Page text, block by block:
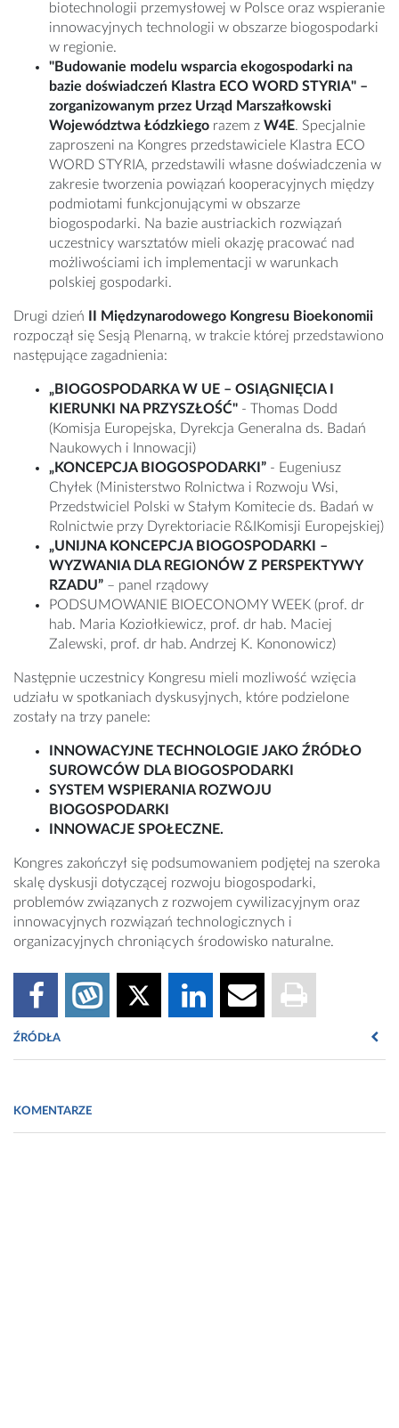
biotechnologii przemysłowej w Polsce oraz wspieranie
innowacyjnych technologii w obszarze biogospodarki
w regionie.
"Budowanie modelu wsparcia ekogospodarki na
bazie doświadczeń Klastra ECO WORD STYRIA" –
zorganizowanym przez Urząd Marszałkowski
Województwa Łódzkiego razem z W4E. Specjalnie
zaproszeni na Kongres przedstawiciele Klastra ECO
WORD STYRIA, przedstawili własne doświadczenia w
zakresie tworzenia powiązań kooperacyjnych między
podmiotami funkcjonującymi w obszarze
biogospodarki. Na bazie austriackich rozwiązań
uczestnicy warsztatów mieli okazję pracować nad
możliwościami ich implementacji w warunkach
polskiej gospodarki.
Drugi dzień
Międzynarodowego Kongresu Bioekonomii
rozpoczął się Sesją Plenarną, w trakcie której przedstawiono
następujące zagadnienia:
„BIOGOSPODARKA W UE – OSIĄGNIĘCIA I
KIERUNKI NA PRZYSZŁOŚĆ" - Thomas Dodd
(Komisja Europejska, Dyrekcja Generalna ds. Badań
Naukowych i Innowacji)
„KONCEPCJA BIOGOSPODARKI” - Eugeniusz
Chyłek (Ministerstwo Rolnictwa i Rozwoju Wsi,
Przedstwiciel Polski w Stałym Komitecie ds. Badań w
Rolnictwie przy Dyrektoriacie R&IKomisji Europejskiej)
„UNIJNA KONCEPCJA BIOGOSPODARKI –
WYZWANIA DLA REGIONÓW Z PERSPEKTYWY
RZADU” – panel rządowy
PODSUMOWANIE BIOECONOMY WEEK (prof. dr
hab. Maria Koziołkiewicz, prof. dr hab. Maciej
Zalewski, prof. dr hab. Andrzej K. Kononowicz)
Następnie uczestnicy Kongresu mieli mozliwość wzięcia
udziału w spotkaniach dyskusyjnych, które podzielone
zostały na trzy panele:
INNOWACYJNE TECHNOLOGIE JAKO ŹRÓDŁO
SUROWCÓW DLA BIOGOSPODARKI
SYSTEM WSPIERANIA ROZWOJU
BIOGOSPODARKI
INNOWACJE SPOŁECZNE.
Kongres zakończył się podsumowaniem podjętej na szeroka
skalę dyskusji dotyczącej rozwoju biogospodarki,
problemów związanych z rozwojem cywilizacyjnym oraz
innowacyjnych rozwiązań technologicznych i
organizacyjnych chroniących środowisko naturalne.
ŹRÓDŁA
KOMENTARZE